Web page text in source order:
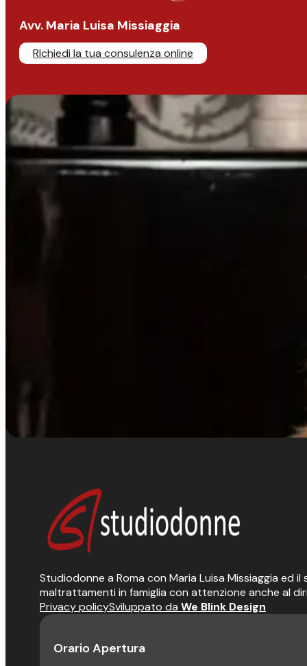
Avv. Maria Luisa Missiaggia
RIchiedi la tua consulenza online
Studiodonne a Roma con Maria Luisa Missiaggia ed
maltrattamenti in famiglia con attenzione anche al
Privacy policySviluppato da We Blink Design
Orario Apertura